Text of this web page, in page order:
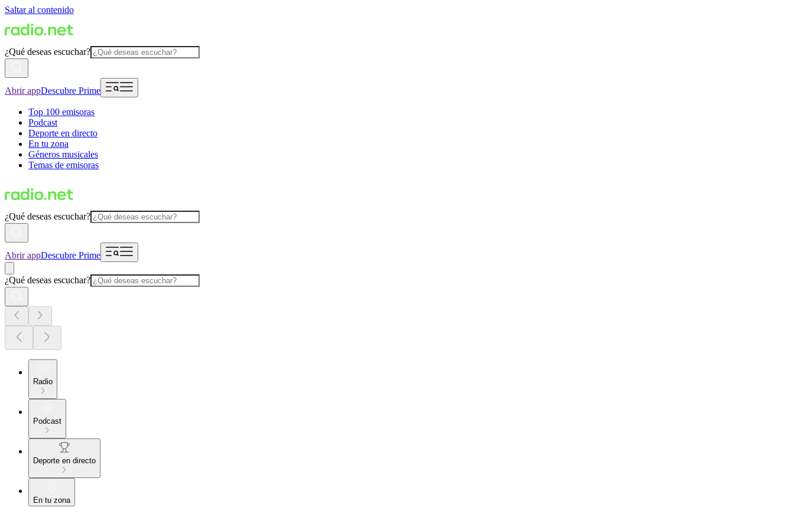
Saltar al contenido
¿Qué deseas escuchar?
Abrir appDescubre Prime
Top 100 emisoras
Podcast
Deporte en directo
En tu zona
Géneros musicales
Temas de emisoras
¿Qué deseas escuchar?
Abrir appDescubre Prime
¿Qué deseas escuchar?
Radio
Podcast
Deporte en directo
En tu zona